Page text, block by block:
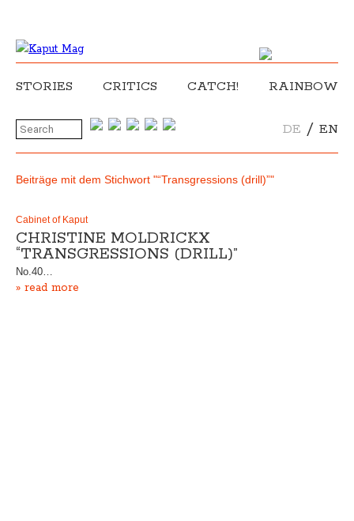
STORIES CRITICS CATCH! RAINBOW
DE / EN
Beiträge mit dem Stichwort "“Transgressions (drill)”"
Cabinet of Kaput
CHRISTINE MOLDRICKX
“TRANSGRESSIONS (DRILL)”
No.40…
» read more